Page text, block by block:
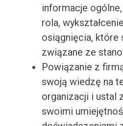
informacje
rola,
osiągnięcia, które
związane ze
Powiązanie z
swoją wiedzę na
organizacji i ustal
swoimi